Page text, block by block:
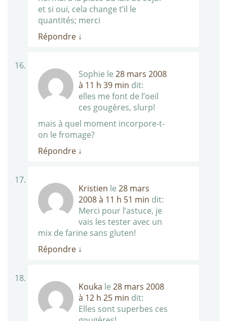
et si oui, cela change t’il le
quantités; merci
Répondre ↓
Sophie le 28 mars 2008
à 11 h 39 min dit:
elles me font de l’oeil
ces gougères, slurp!
mais à quel moment incorpore-t-
on le fromage?
Répondre ↓
Kristien le 28 mars
2008 à 11 h 51 min dit:
Merci pour l’astuce, je
vais les tester avec un
mix de farine sans gluten!
Répondre ↓
Kouka le 28 mars 2008
à 12 h 25 min dit:
Elles sont superbes ces